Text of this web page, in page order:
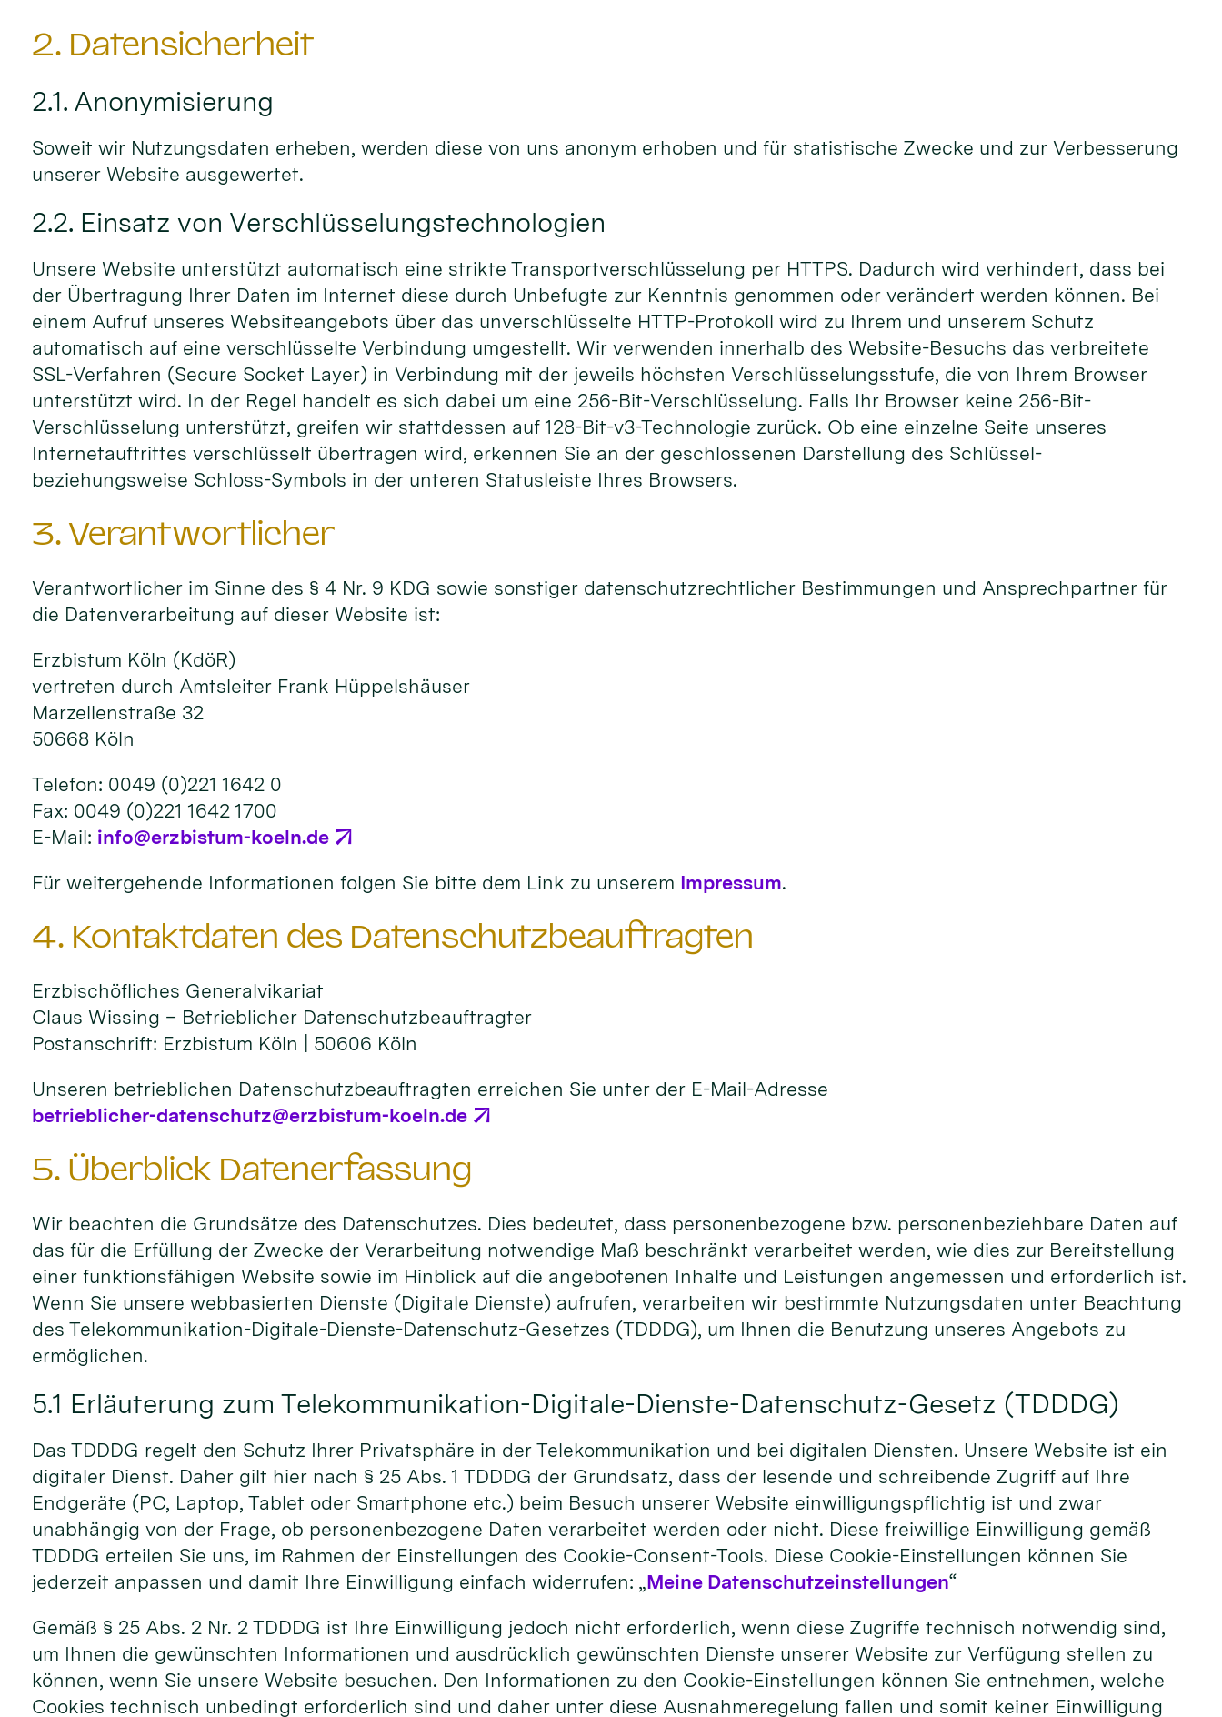
2. Datensicherheit
2.1. Anonymisierung
Soweit wir Nutzungsdaten erheben, werden diese von uns anonym erhoben und für statistische Zwecke und zur Verbesserung
unserer Website ausgewertet.
2.2. Einsatz von Verschlüsselungstechnologien
Unsere Website unterstützt automatisch eine strikte Transportverschlüsselung per HTTPS. Dadurch wird verhindert, dass bei
der Übertragung Ihrer Daten im Internet diese durch Unbefugte zur Kenntnis genommen oder verändert werden können. Bei
einem Aufruf unseres Websiteangebots über das unverschlüsselte HTTP-Protokoll wird zu Ihrem und unserem Schutz
automatisch auf eine verschlüsselte Verbindung umgestellt. Wir verwenden innerhalb des Website-Besuchs das verbreitete
SSL-Verfahren (Secure Socket Layer) in Verbindung mit der jeweils höchsten Verschlüsselungsstufe, die von Ihrem Browser
unterstützt wird. In der Regel handelt es sich dabei um eine 256-Bit-Verschlüsselung. Falls Ihr Browser keine 256-Bit-
Verschlüsselung unterstützt, greifen wir stattdessen auf 128-Bit-v3-Technologie zurück. Ob eine einzelne Seite unseres
Internetauftrittes verschlüsselt übertragen wird, erkennen Sie an der geschlossenen Darstellung des Schlüssel-
beziehungsweise Schloss-Symbols in der unteren Statusleiste Ihres Browsers.
3. Verantwortlicher
Verantwortlicher im Sinne des § 4 Nr. 9 KDG sowie sonstiger datenschutzrechtlicher Bestimmungen und Ansprechpartner für
die Datenverarbeitung auf dieser Website ist:
Erzbistum Köln (KdöR)
vertreten durch Amtsleiter Frank Hüppelshäuser
Marzellenstraße 32
50668 Köln
Telefon: 0049 (0)221 1642 0
Fax: 0049 (0)221 1642 1700
E-Mail: info@erzbistum-koeln.de
Für weitergehende Informationen folgen Sie bitte dem Link zu unserem Impressum.
4. Kontaktdaten des Datenschutzbeauftragten
Erzbischöfliches Generalvikariat
Claus Wissing – Betrieblicher Datenschutzbeauftragter
Postanschrift: Erzbistum Köln | 50606 Köln
Unseren betrieblichen Datenschutzbeauftragten erreichen Sie unter der E-Mail-Adresse
betrieblicher-datenschutz@erzbistum-koeln.de
5. Überblick Datenerfassung
Wir beachten die Grundsätze des Datenschutzes. Dies bedeutet, dass personenbezogene bzw. personenbeziehbare Daten auf
das für die Erfüllung der Zwecke der Verarbeitung notwendige Maß beschränkt verarbeitet werden, wie dies zur Bereitstellung
einer funktionsfähigen Website sowie im Hinblick auf die angebotenen Inhalte und Leistungen angemessen und erforderlich ist.
Wenn Sie unsere webbasierten Dienste (Digitale Dienste) aufrufen, verarbeiten wir bestimmte Nutzungsdaten unter Beachtung
des Telekommunikation-Digitale-Dienste-Datenschutz-Gesetzes (TDDDG), um Ihnen die Benutzung unseres Angebots zu
ermöglichen.
5.1 Erläuterung zum Telekommunikation-Digitale-Dienste-Datenschutz-Gesetz (TDDDG)
Das TDDDG regelt den Schutz Ihrer Privatsphäre in der Telekommunikation und bei digitalen Diensten. Unsere Website ist ein
digitaler Dienst. Daher gilt hier nach § 25 Abs. 1 TDDDG der Grundsatz, dass der lesende und schreibende Zugriff auf Ihre
Endgeräte (PC, Laptop, Tablet oder Smartphone etc.) beim Besuch unserer Website einwilligungspflichtig ist und zwar
unabhängig von der Frage, ob personenbezogene Daten verarbeitet werden oder nicht. Diese freiwillige Einwilligung gemäß
TDDDG erteilen Sie uns, im Rahmen der Einstellungen des Cookie-Consent-Tools. Diese Cookie-Einstellungen können Sie
jederzeit anpassen und damit Ihre Einwilligung einfach widerrufen: „Meine Datenschutzeinstellungen“
Gemäß § 25 Abs. 2 Nr. 2 TDDDG ist Ihre Einwilligung jedoch nicht erforderlich, wenn diese Zugriffe technisch notwendig sind,
um Ihnen die gewünschten Informationen und ausdrücklich gewünschten Dienste unserer Website zur Verfügung stellen zu
können, wenn Sie unsere Website besuchen. Den Informationen zu den Cookie-Einstellungen können Sie entnehmen, welche
Cookies technisch unbedingt erforderlich sind und daher unter diese Ausnahmeregelung fallen und somit keiner Einwilligung